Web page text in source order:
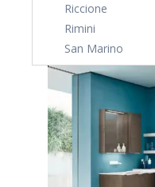
Riccione
Rimini
San Marino